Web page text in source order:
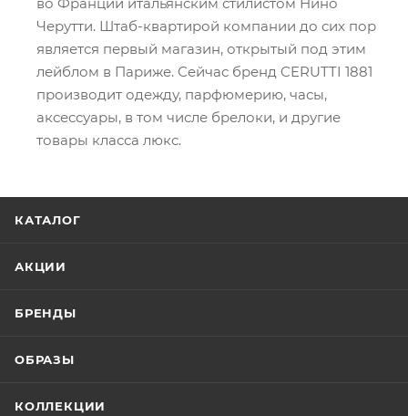
Черутти. Штаб-квартирой компании до сих пор
является первый магазин, открытый под этим
лейблом в Париже. Сейчас бренд CERUTTI 1881
производит одежду, парфюмерию, часы,
аксессуары, в том числе брелоки, и другие
товары класса люкс.
КАТАЛОГ
АКЦИИ
БРЕНДЫ
ОБРАЗЫ
КОЛЛЕКЦИИ